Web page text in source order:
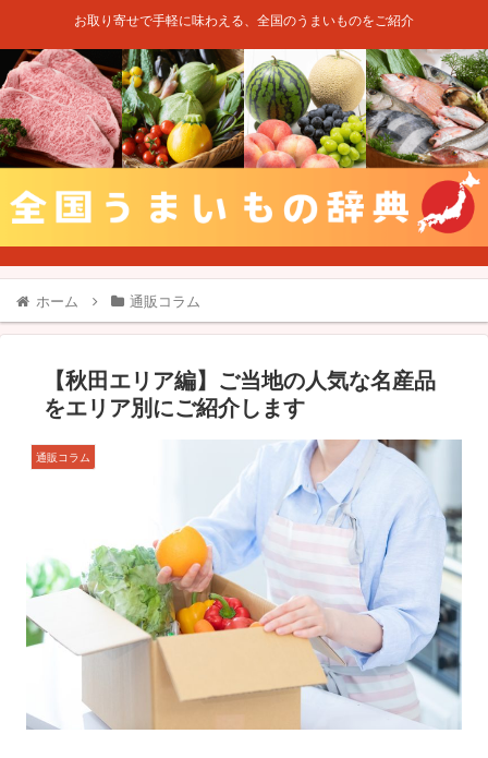
お取り寄せで手軽に味わえる、全国のうまいものをご紹介
ホーム 通販コラム
【秋田エリア編】ご当地の人気な名産品
をエリア別にご紹介します
通販コラム